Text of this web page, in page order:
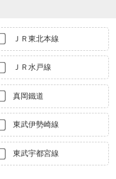
ＪＲ東北本線
ＪＲ水戸線
真岡鐵道
東武伊勢崎線
東武宇都宮線